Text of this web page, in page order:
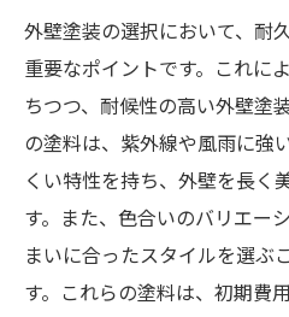
外壁塗装の選択において、耐
重要なポイントです。これに
ちつつ、耐候性の高い外壁塗
の塗料は、紫外線や風雨に強
くい特性を持ち、外壁を長く
す。また、色合いのバリエー
まいに合ったスタイルを選ぶ
す。これらの塗料は、初期費